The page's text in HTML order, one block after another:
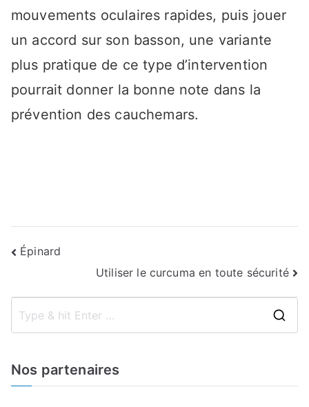
mouvements oculaires rapides, puis jouer
un accord sur son basson, une variante
plus pratique de ce type d’intervention
pourrait donner la bonne note dans la
prévention des cauchemars.
Navigation
l’article
Épinard
Utiliser le curcuma en toute sécurité
Nos partenaires